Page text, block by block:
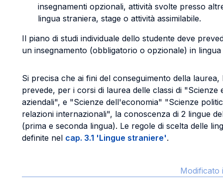
insegnamenti opzionali, attività svolte presso
lingua straniera, stage o attività assimilabile.
Il piano di studi individuale dello studente deve
un insegnamento (obbligatorio o opzionale) in lingua
Si precisa che ai fini del conseguimento della laurea,
prevede, per i corsi di laurea delle classi di "Scienze
aziendali", e "Scienze dell'economia" "Scienze
relazioni internazionali", la conoscenza di 2 lingue
(prima e seconda lingua). Le regole di scelta delle
definite nel cap. 3.1 'Lingue straniere'.
Modificato